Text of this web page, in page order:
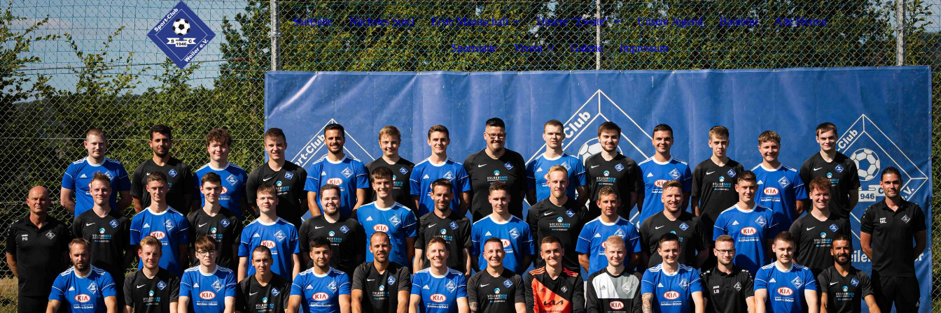
Startseite Nächstes Spiel Erste Mannschaft Unsere "Zwote" Unsere Jugend Bambini Alte Herren
Sportstätte Verein Galerie Impressum